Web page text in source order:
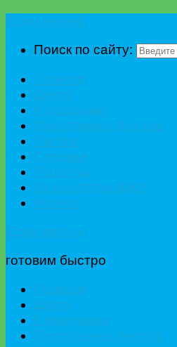
Поиск по сайту:
готовим быстро